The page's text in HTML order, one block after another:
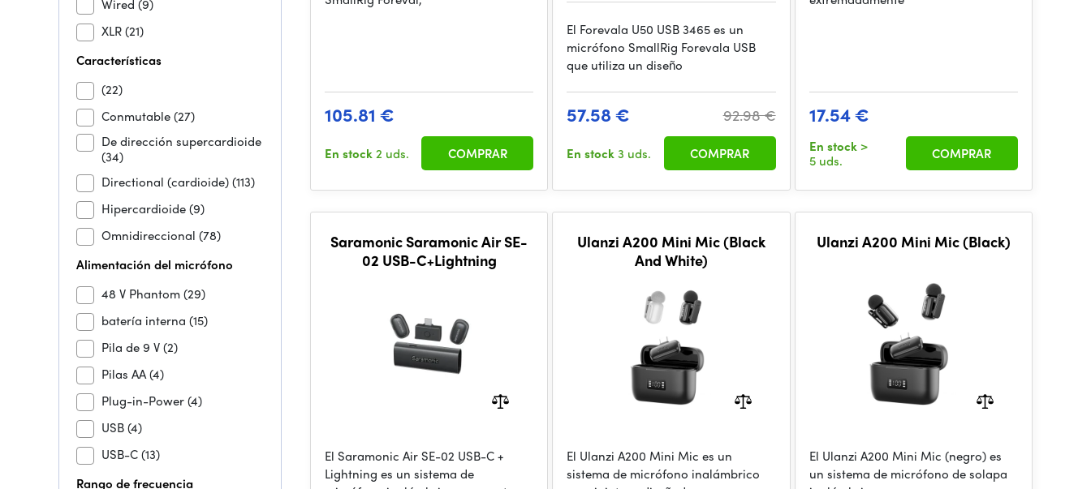
Wired (9)
XLR(21)
Características
(22)
Conmutable(27)
De dirección supercardioide
(34)
Directional (cardioide)(113)
Hipercardioide(9)
Omnidireccional (78)
Alimentación del micrófono
48 V Phantom(29)
batería interna (15)
Pila de 9 V(2)
Pilas AA(4)
Plug-in-Power(4)
USB(4)
USB-C(13)
Rango de frecuencia
105.81 €
En stock2 uds. COMPRAR
El Forevala U50 USB 3465 es un
micrófono SmallRig Forevala USB
que utiliza un diseño
57.58 € 92.98 €
En stock3 uds. COMPRAR
17.54 €
En stock >
5 uds.
COMPRAR
Saramonic Saramonic Air SE-
02 USB-C+Lightning
El Saramonic Air SE-02 USB-C +
Lightning es un sistema de
Ulanzi A200 Mini Mic (Black
And White)
El Ulanzi A200 Mini Mic es un
sistema de micrófono inalámbrico
Ulanzi A200 Mini Mic (Black)
El Ulanzi A200 Mini Mic (negro) es
un sistema de micrófono de solapa